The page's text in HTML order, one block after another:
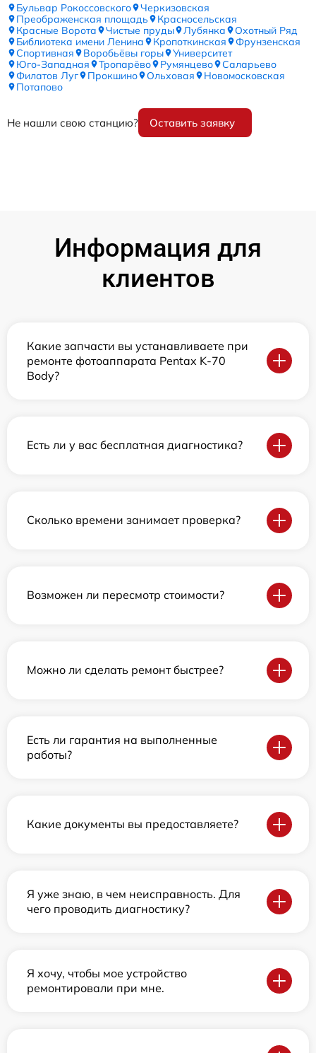
Бульвар Рокоссовского
Черкизовская
Преображенская площадь
Красносельская
Красные Ворота
Чистые пруды Лубянка
Охотный Ряд
Библиотека имени Ленина
Кропоткинская
Фрунзенская
Спортивная
Воробьёвы горы
Университет
Юго-Западная
Тропарёво Румянцево
Саларьево
Филатов Луг
Прокшино Ольховая
Новомосковская
Потапово
Не нашли свою станцию? Оставить заявку
Информация для
клиентов
Какие запчасти вы устанавливаете при
ремонте фотоаппарата Pentax K-70
Body?
Есть ли у вас бесплатная диагностика?
Сколько времени занимает проверка?
Возможен ли пересмотр стоимости?
Можно ли сделать ремонт быстрее?
Есть ли гарантия на выполненные
работы?
Какие документы вы предоставляете?
Я уже знаю, в чем неисправность. Для
чего проводить диагностику?
Я хочу, чтобы мое устройство
ремонтировали при мне.